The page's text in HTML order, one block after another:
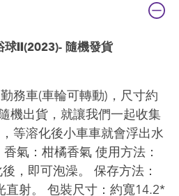
球Ⅱ(2023)- 隨機發貨
務車(車輪可轉動)，尺寸約
機出貨，就讓我們一起收集
等溶化後小車車就會浮出水
氣：柑橘香氣 使用方法：
，即可泡澡。 保存方法：
直射。 包裝尺寸：約寬14.2*